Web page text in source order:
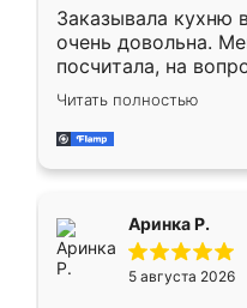
Заказывала кухню
очень довольна.
посчитала, на
Замерщик приехал
делу со всей
за день, ребята
Читать полностью
Аринка Р.
5 августа 2026